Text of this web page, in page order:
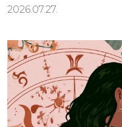
2026.07.27.